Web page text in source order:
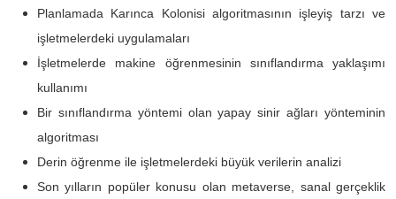
Planlamada Karınca Kolonisi algoritmasının işleyiş tarzı ve
işletmelerdeki uygulamaları
İşletmelerde makine öğrenmesinin sınıflandırma yaklaşımı
kullanımı
Bir sınıflandırma yöntemi olan yapay sinir ağları yönteminin
algoritması
Derin öğrenme ile işletmelerdeki büyük verilerin analizi
Son yılların popüler konusu olan metaverse, sanal gerçeklik